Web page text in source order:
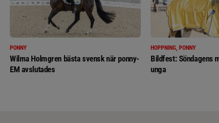
PONNY
Wilma Holmgren bästa svensk när ponny-
EM avslutades
HOPPNING, PONNY
Bildfest: Söndagens
unga